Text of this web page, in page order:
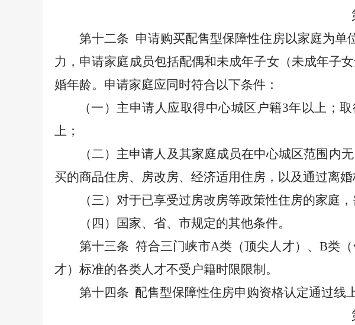
第十二条 申请购买配售型保障性住房以家庭为单
力，申请家庭成员包括配偶和未成年子女（未成年子
婚年龄。申请家庭应同时符合以下条件：
（一）主申请人应取得中心城区户籍3年以上；
上；
（二）主申请人及其家庭成员在中心城区范围内
买的商品住房、房改房、经济适用住房，以及通过离
（三）对于已享受过房改房等政策性住房的家庭
（四）国家、省、市规定的其他条件。
第十三条 符合三门峡市A类（顶尖人才）、B类
才）标准的各类人才不受户籍时限限制。
第十四条 配售型保障性住房申购资格认定通过线